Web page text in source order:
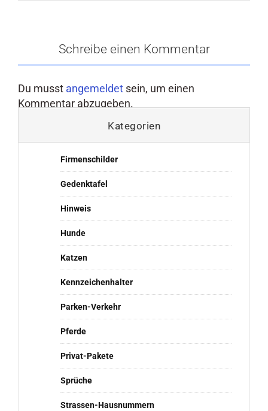
Schreibe einen Kommentar
Du musst angemeldet sein, um einen
Kommentar abzugeben.
Kategorien
Firmenschilder
Gedenktafel
Hinweis
Hunde
Katzen
Kennzeichenhalter
Parken-Verkehr
Pferde
Privat-Pakete
Sprüche
Strassen-Hausnummern